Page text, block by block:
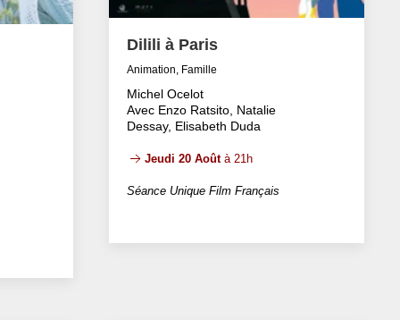
Dilili à Paris
Animation, Famille
Michel Ocelot
Avec Enzo Ratsito, Natalie
Dessay, Elisabeth Duda
Jeudi 20 Aoûtà 21h
Séance Unique Film Français